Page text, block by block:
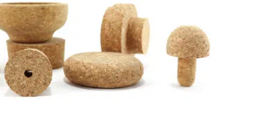
un forte elemento di
per quanto riguarda l'esperienza di
apertura della bottiglia.